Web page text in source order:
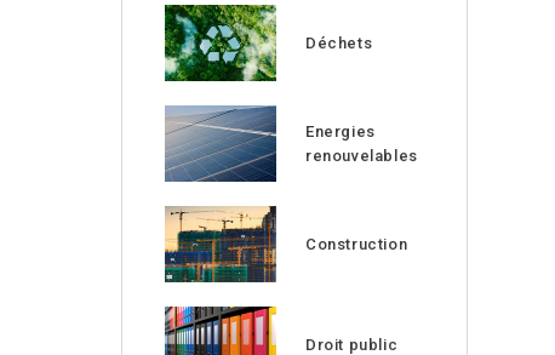
Déchets
Energies
renouvelables
Construction
Droit public